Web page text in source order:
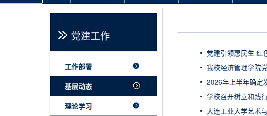
快速链接
录取查询
党建工作
工作部署
基层动态
理论学习
党建引领惠民生
我校经济管理学院
2026年上半年确定
学校召开树立和践
大连工业大学艺术